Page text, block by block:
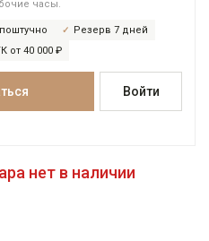
часы.
Резерв 7 дней
от 40 000 ₽
Войти
нет в наличии